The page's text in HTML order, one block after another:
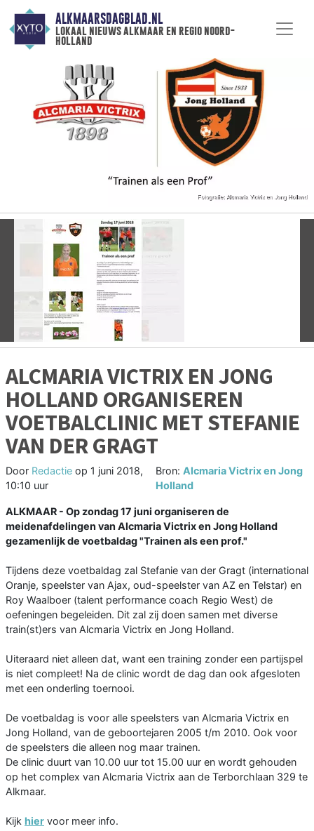
ALKMAARSDAGBLAD.NL
lokaal nieuws alkmaar en regio noord-
holland
ALCMARIA VICTRIX EN JONG
HOLLAND ORGANISEREN
VOETBALCLINIC MET STEFANIE
VAN DER GRAGT
Door Redactie op 1 juni 2018,
10:10 uur
Bron: Alcmaria Victrix en Jong
Holland
ALKMAAR - Op zondag 17 juni organiseren de
meidenafdelingen van Alcmaria Victrix en Jong Holland
gezamenlijk de voetbaldag "Trainen als een prof."
Tijdens deze voetbaldag zal Stefanie van der Gragt (international
Oranje, speelster van Ajax, oud-speelster van AZ en Telstar) en
Roy Waalboer (talent performance coach Regio West) de
oefeningen begeleiden. Dit zal zij doen samen met diverse
train(st)ers van Alcmaria Victrix en Jong Holland.
Uiteraard niet alleen dat, want een training zonder een partijspel
is niet compleet! Na de clinic wordt de dag dan ook afgesloten
met een onderling toernooi.
De voetbaldag is voor alle speelsters van Alcmaria Victrix en
Jong Holland, van de geboortejaren 2005 t/m 2010. Ook voor
de speelsters die alleen nog maar trainen.
De clinic duurt van 10.00 uur tot 15.00 uur en wordt gehouden
op het complex van Alcmaria Victrix aan de Terborchlaan 329 te
Alkmaar.
Kijk hier voor meer info.